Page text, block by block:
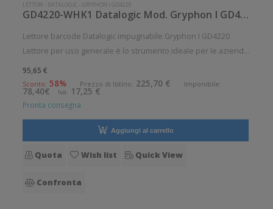
LETTORI - DATALOGIC -GRYPHON I GD4220
GD4220-WHK1 Datalogic Mod. Gryphon I GD4220.
Lettore barcode Datalogic impugnabile Gryphon I GD4220
Lettore per uso generale è lo strumento ideale per le aziende
che desiderano migliorare le applicazioni quotidiane di lettura
dei codici a barre. Angolo di scansione verticale: 42° Angolo di
95,65 €
Sconto: 58% Prezzo di listino: 225,70 € Imponibile:
78,40€ Iva: 17,25 €
Pronta consegna
Aggiungi al carrello
Quota Wish list Quick View
Confronta